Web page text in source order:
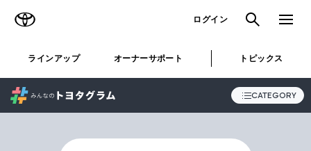
ログイン 検索 メニュ
ラインアップ オーナーサポート トピックス
CATEGORY